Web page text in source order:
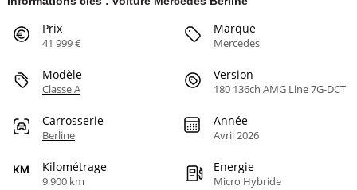
Prix
41 999 €
Marque
Mercedes
Modèle
Classe A
Version
180 136ch AMG Line 7G-DCT
Carrosserie
Berline
Année
Avril 2026
Kilométrage
9 900 km
Energie
Micro Hybride